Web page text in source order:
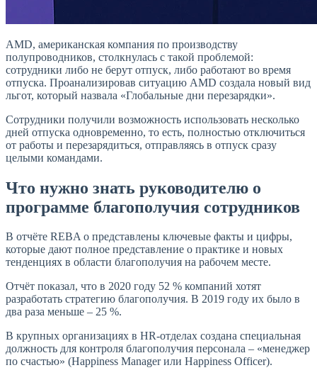
AMD, американская компания по производству
полупроводников, столкнулась с такой проблемой:
сотрудники либо не берут отпуск, либо работают во время
отпуска. Проанализировав ситуацию AMD создала новый вид
льгот, который назвала «Глобальные дни перезарядки».
Сотрудники получили возможность использовать несколько
дней отпуска одновременно, то есть, полностью отключиться
от работы и перезарядиться, отправляясь в отпуск сразу
целыми командами.
Что нужно знать руководителю о
программе благополучия сотрудников
В отчёте REBA о представлены ключевые факты и цифры,
которые дают полное представление о практике и новых
тенденциях в области благополучия на рабочем месте.
Отчёт показал, что в 2020 году 52 % компаний хотят
разработать стратегию благополучия. В 2019 году их было в
два раза меньше – 25 %.
В крупных организациях в HR-отделах создана специальная
должность для контроля благополучия персонала – «менеджер
по счастью» (Happiness Manager или Happiness Officer).